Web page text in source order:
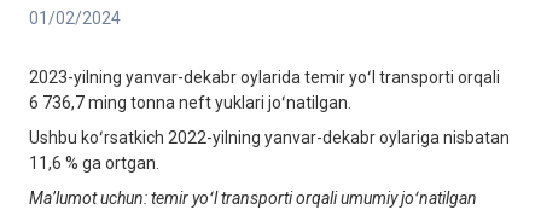
01/02/2024
2023-yilning yanvar-dekabr oylarida temir yoʻl transporti orqali
6 736,7 ming tonna neft yuklari joʻnatilgan.
Ushbu koʻrsatkich 2022-yilning yanvar-dekabr oylariga nisbatan
11,6 % ga ortgan.
Maʼlumot uchun: temir yoʻl transporti orqali umumiy joʻnatilgan